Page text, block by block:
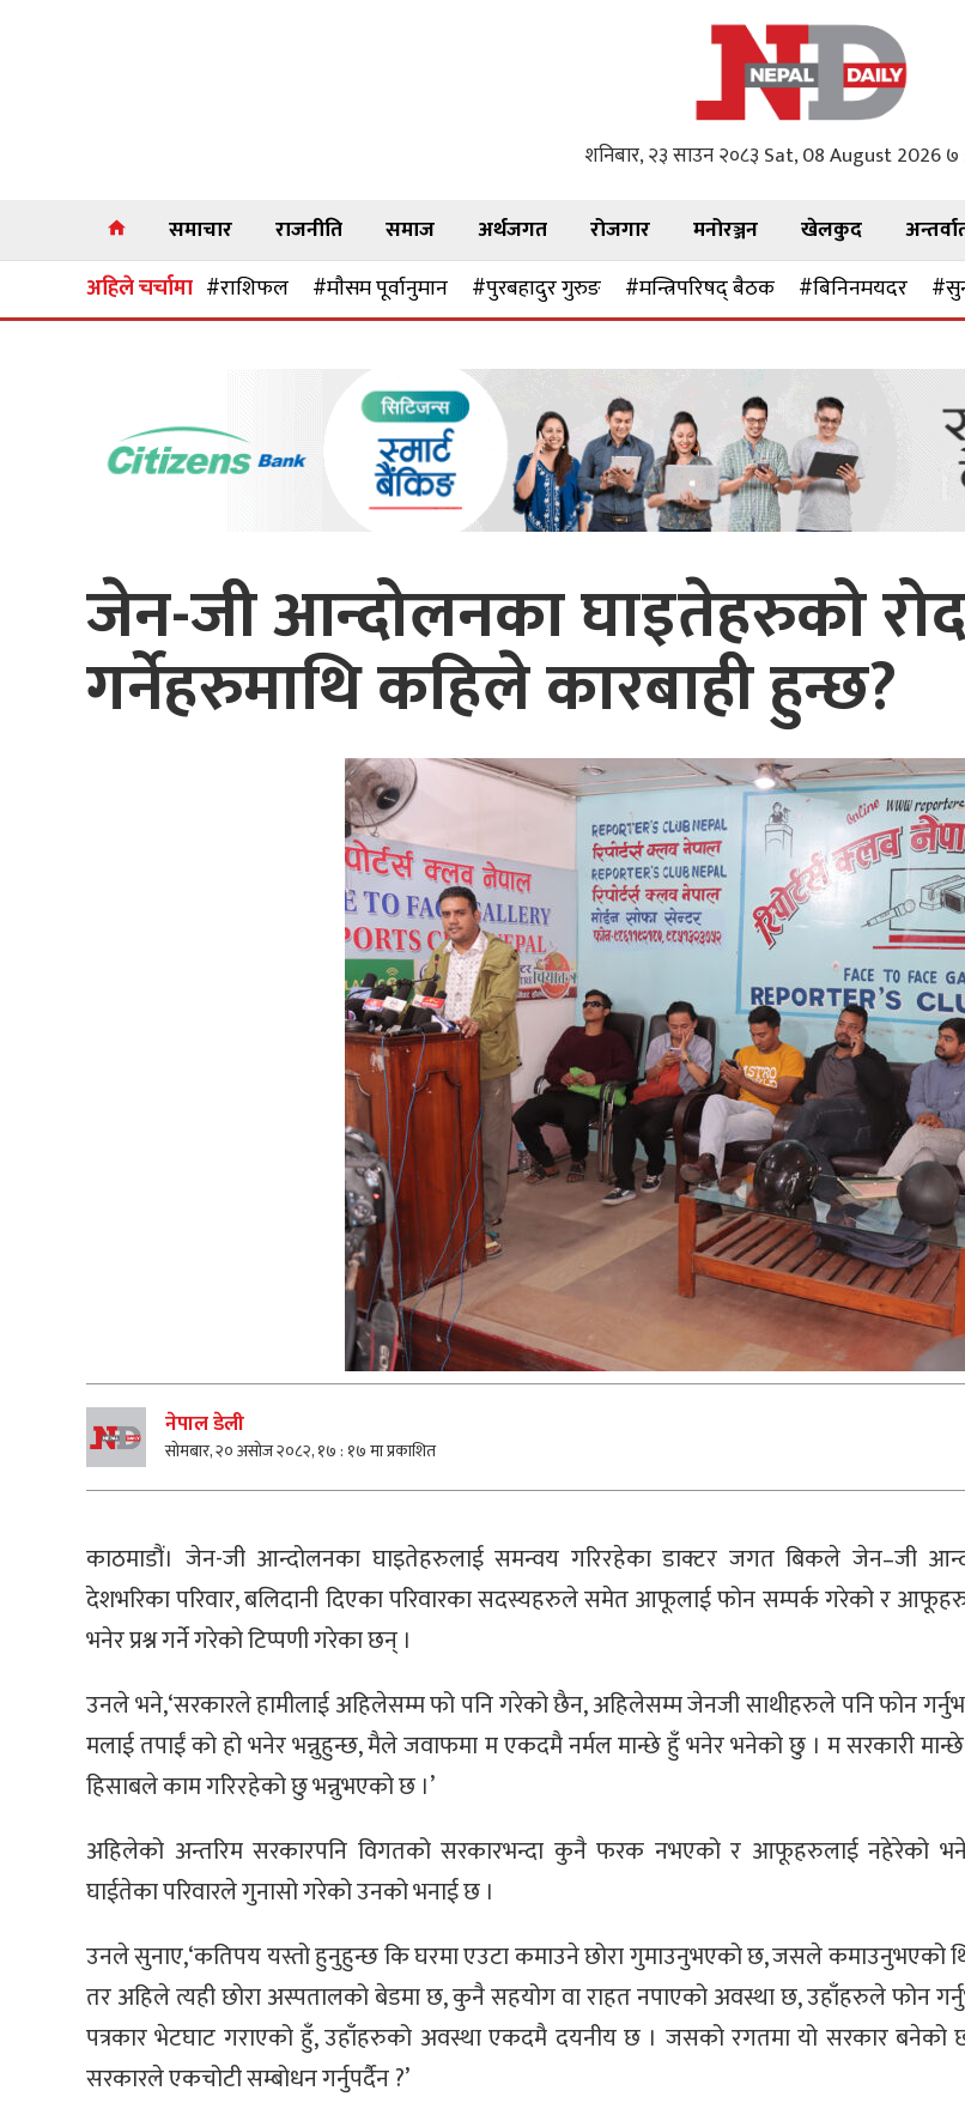
शनिबार, २३ साउन २०८३ Sat, 08 August 2026 ७
समाचार राजनीति समाज अर्थजगत रोजगार मनोरञ्जन खेलकुद
अहिले चर्चामा #राशिफल #माैसम पूर्वानुमान #पुरबहादुर गुरुङ #मन्त्रिपरिषद् बैठक #बिनिनमयदर
जेन-जी आन्दोलनका घाइतेहरुको
गर्नेहरुमाथि कहिले कारबाही हुन्छ?
नेपाल डेली
सोमबार, २० असोज २०८२, १७ : १७ मा प्रकाशित
काठमाडौं। जेन-जी आन्दोलनका घाइतेहरुलाई समन्वय गरिरहेका डाक्टर जगत बिकले जेन–जी
देशभरिका परिवार, बलिदानी दिएका परिवारका सदस्यहरुले समेत आफूलाई फोन सम्पर्क गरेको र
भनेर प्रश्न गर्ने गरेको टिप्पणी गरेका छन् ।
उनले भने,‘सरकारले हामीलाई अहिलेसम्म फो पनि गरेको छैन, अहिलेसम्म जेनजी साथीहरुले पनि फोन
मलाई तपाईं को हो भनेर भन्नुहुन्छ, मैले जवाफमा म एकदमै नर्मल मान्छे हुँ भनेर भनेको छु । म सरकारी
हिसाबले काम गरिरहेको छु भन्नुभएको छ ।’
अहिलेको अन्तरिम सरकारपनि विगतको सरकारभन्दा कुनै फरक नभएको र आफूहरुलाई नहेरेको
घाईतेका परिवारले गुनासो गरेको उनको भनाई छ ।
उनले सुनाए,‘कतिपय यस्तो हुनुहुन्छ कि घरमा एउटा कमाउने छोरा गुमाउनुभएको छ, जसले कमाउनुभएको
तर अहिले त्यही छोरा अस्पतालको बेडमा छ, कुनै सहयोग वा राहत नपाएको अवस्था छ, उहाँहरुले फोन
पत्रकार भेटघाट गराएको हुँ, उहाँहरुको अवस्था एकदमै दयनीय छ । जसको रगतमा यो सरकार बनेको
सरकारले एकचोटी सम्बोधन गर्नुपर्दैन ?’